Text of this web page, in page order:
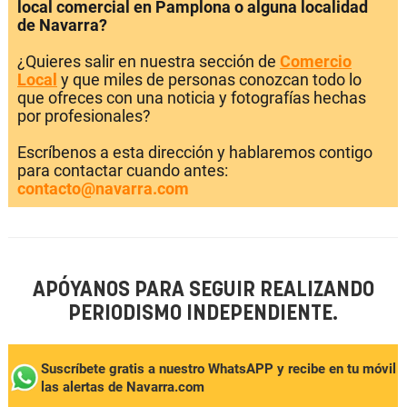
local comercial en Pamplona o alguna localidad
de Navarra?
¿Quieres salir en nuestra sección de Comercio
Local y que miles de personas conozcan todo lo
que ofreces con una noticia y fotografías hechas
por profesionales?
Escríbenos a esta dirección y hablaremos contigo
para contactar cuando antes:
contacto@navarra.com
APÓYANOS PARA SEGUIR REALIZANDO
PERIODISMO INDEPENDIENTE.
Suscríbete gratis a nuestro WhatsAPP y recibe en tu móvil
las alertas de Navarra.com